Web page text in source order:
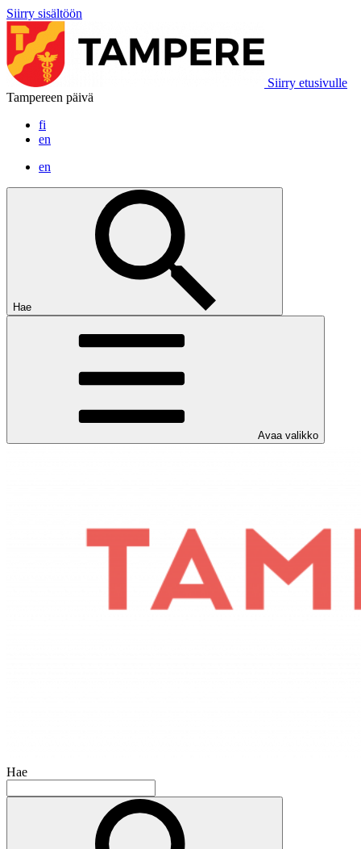
Siirry sisältöön
Siirry etusivulle
Tampereen päivä
fi
en
en
Hae
Avaa valikko
Hae